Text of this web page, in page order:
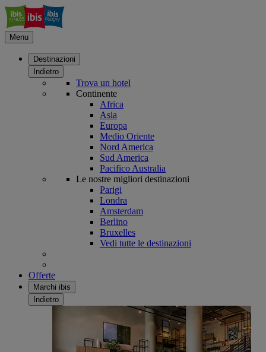
Menu
Destinazioni
Indietro
Trova un hotel
Continente
Africa
Asia
Europa
Medio Oriente
Nord America
Sud America
Pacifico Australia
Le nostre migliori destinazioni
Parigi
Londra
Amsterdam
Berlino
Bruxelles
Vedi tutte le destinazioni
Offerte
Marchi ibis
Indietro